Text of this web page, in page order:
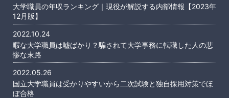
大学職員の年収ランキング｜現役が解説する内部情報【2023年
12月版】
2022.10.24
暇な大学職員は嘘ばかり？騙されて大学事務に転職した人の悲
惨な末路
2022.05.26
国立大学職員は受かりやすいから二次試験と独自採用対策でほ
ぼ合格